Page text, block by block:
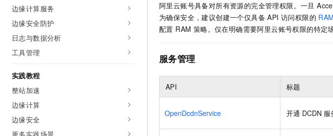
边缘计算服务
边缘安全防护
日志与数据分析
工具管理
实践教程
整站加速
边缘计算
边缘安全
更多实践场景
阿里云账号具备对所有资源的完全管理权限。一旦
为确保安全，建议创建一个仅具备 API 访问权限的 RAM
配置 RAM 策略。仅在明确需要阿里云账号权限的特定
服务管理
API 标题
OpenDcdnService 开通 DCDN 服
快速部署 Dify，高效搭建 AI 应用
10 分钟在聊天系统中增加一个 AI 助手
在企业官网、通讯软件中为客户提供 AI 客服
即刻拥有
终端用户计算
Serverless
开发工具
迁移与运维管理
专有云